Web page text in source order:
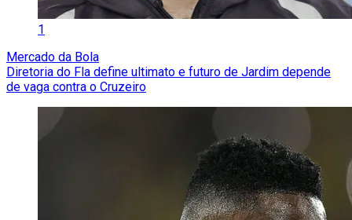
1
Mercado da Bola
Diretoria do Fla define ultimato e futuro de Jardim depende
de vaga contra o Cruzeiro